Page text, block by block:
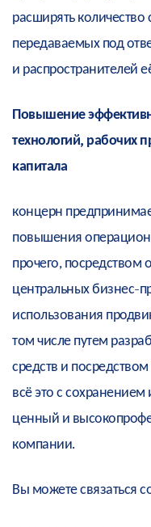
расширять
передаваемых под
и распространителей
Повышение
технологий, рабочих
капитала
концерн
повышения
прочего, посредством
центральных бизнес-
использования
том числе путем
средств и
всё это с
ценный и
компании.
Вы можете связаться